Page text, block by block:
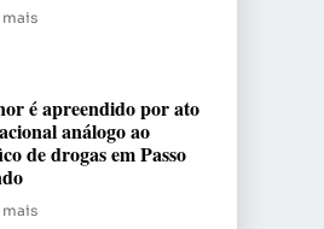
mais
é apreendido por ato
análogo ao
de drogas em Passo
mais